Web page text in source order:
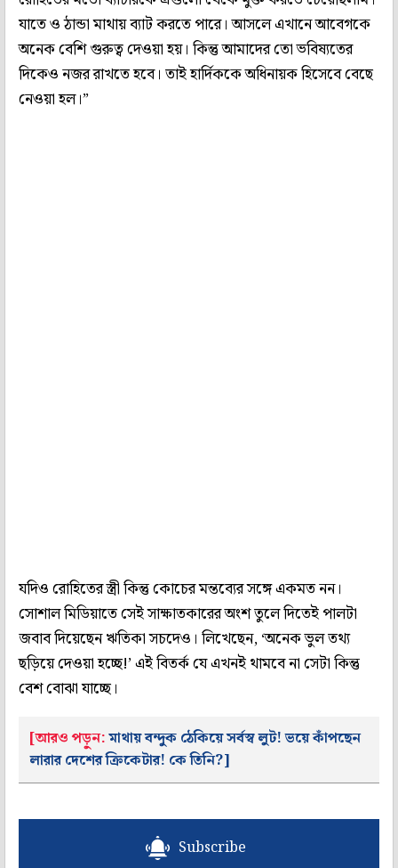
যাতে ও ঠান্ডা মাথায় ব্যাট করতে পারে। আসলে এখানে আবেগকে
অনেক বেশি গুরুত্ব দেওয়া হয়। কিন্তু আমাদের তো ভবিষ্যতের
দিকেও নজর রাখতে হবে। তাই হার্দিককে অধিনায়ক হিসেবে বেছে
নেওয়া হল।”
যদিও রোহিতের স্ত্রী কিন্তু কোচের মন্তব্যের সঙ্গে একমত নন।
সোশাল মিডিয়াতে সেই সাক্ষাতকারের অংশ তুলে দিতেই পালটা
জবাব দিয়েছেন ঋতিকা সচদেও। লিখেছেন, ‘অনেক ভুল তথ্য
ছড়িয়ে দেওয়া হচ্ছে!’ এই বিতর্ক যে এখনই থামবে না সেটা কিন্তু
বেশ বোঝা যাচ্ছে।
[আরও পড়ুন:মাথায় বন্দুক ঠেকিয়ে সর্বস্ব লুট! ভয়ে কাঁপছেন
লারার দেশের ক্রিকেটার! কে তিনি?]
Subscribe